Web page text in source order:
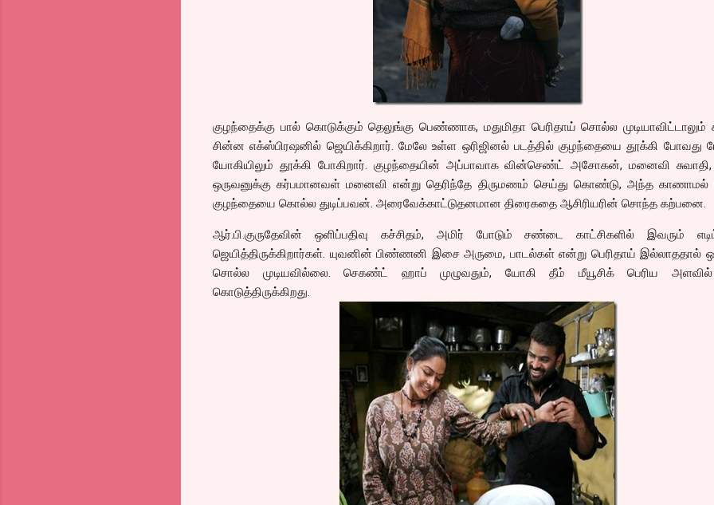
குழந்தைக்கு பால் கொடுக்கும் தெலுங்கு பெண்ணாக, மதுமிதா பெரிதாய் சொல்ல முடியாவிட்டாலும்
சின்ன எக்ஸ்பிரஷனில் ஜெயிக்கிறார். மேலே உள்ள ஒரிஜினல் படத்தில் குழந்தையை தூக்கி போவது
யோகியிலும் தூக்கி போகிறார். குழந்தையின் அப்பாவாக வின்செண்ட் அசோகன், மனைவி சுவாதி,
ஒருவனுக்கு கர்பமானவள் மனைவி என்று தெரிந்தே திருமணம் செய்து கொண்டு, அந்த
குழந்தையை கொல்ல துடிப்பவன். அரைவேக்காட்டுதனமான திரைகதை ஆசிரியரின் சொந்த கற்பனை.
ஆர்.பி.குருதேவின் ஒளிப்பதிவு கச்சிதம், அமிர் போடும் சண்டை காட்சிகளில் இவரும்
ஜெயித்திருக்கிறார்கள். யுவனின் பிண்ணனி இசை அருமை, பாடல்கள் என்று பெரிதாய் இல்லாததால்
சொல்ல முடியவில்லை. செகண்ட் ஹாப் முழுவதும், யோகி தீம் மீயூசிக் பெரிய
கொடுத்திருக்கிறது.